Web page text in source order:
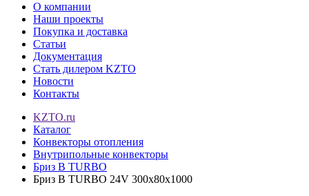
О компании
Наши проекты
Покупка и доставка
Статьи
Документация
Стать дилером KZTO
Новости
Контакты
KZTO.ru
Каталог
Конвекторы отопления
Внутрипольные конвекторы
Бриз В TURBO
Бриз В TURBO 24V 300х80х1000